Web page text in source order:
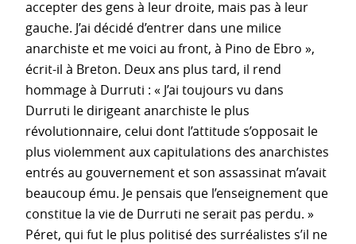
accepter des gens à leur droite, mais pas à leur
gauche. J’ai décidé d’entrer dans une milice
anarchiste et me voici au front, à Pino de Ebro »,
écrit-il à Breton. Deux ans plus tard, il rend
hommage à Durruti : « J’ai toujours vu dans
Durruti le dirigeant anarchiste le plus
révolutionnaire, celui dont l’attitude s’opposait le
plus violemment aux capitulations des anarchistes
entrés au gouvernement et son assassinat m’avait
beaucoup ému. Je pensais que l’enseignement que
constitue la vie de Durruti ne serait pas perdu. »
Péret, qui fut le plus politisé des surréalistes s’il ne